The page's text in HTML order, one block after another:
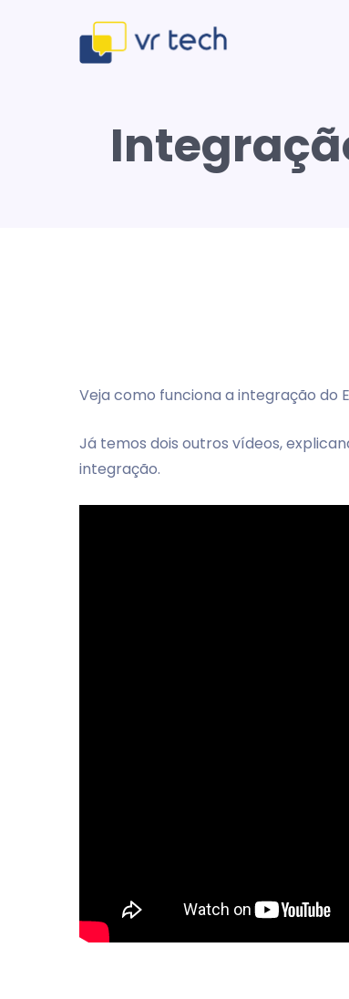
Veja como funciona a integração do
Já temos dois outros vídeos,
integração.